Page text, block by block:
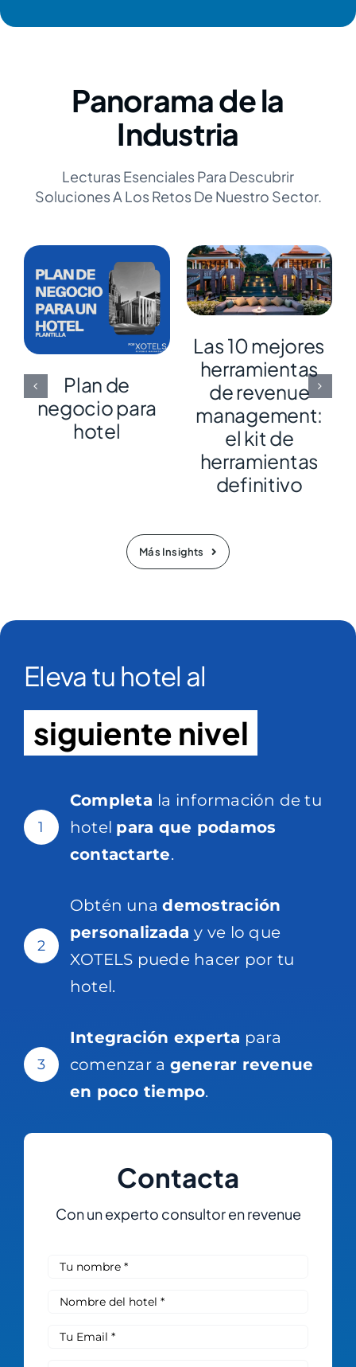
Panorama de la
Industria
Lecturas Esenciales Para Descubrir
Soluciones A Los Retos De Nuestro Sector.
Plan de
negocio para
hotel
Las 10 mejores
herramientas
de revenue
management:
el kit de
herramientas
definitivo
Más Insights
Eleva tu hotel al
siguiente nivel
1
Completa la información de tu
hotel para que podamos
contactarte.
2
Obtén unademostración
personalizaday ve lo que
XOTELS puede hacer por tu
hotel.
3
Integración experta para
comenzar a generar revenue
en poco tiempo.
Contacta
Con un experto consultor en revenue